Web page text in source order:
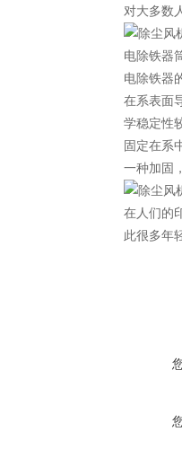
对大多数
电除铁器
电除铁器
在系表面
学稳定性
固定在系
一种加固
在人们的
此很多年